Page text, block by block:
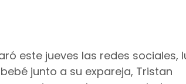
este jueves las redes sociales,
junto a su expareja, Tristan